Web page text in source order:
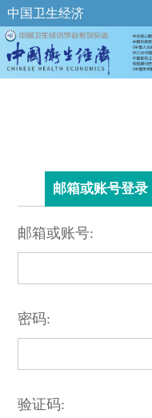
中国卫生经济
邮箱或账号登录
邮箱或账号:
密码:
验证码: